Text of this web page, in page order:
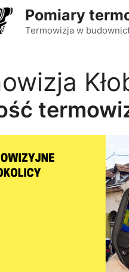
Pomiary
Termowizja w